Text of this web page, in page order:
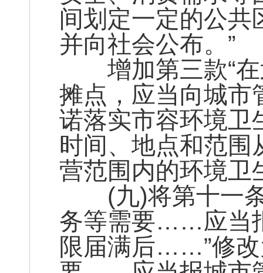
间划定一定的公共
并向社会公布。”
增加第三款“在
摊点，应当向城市
诺落实市容环境卫
时间、地点和范围
营范围内的环境卫
(九)将第十一条
务等需要……应当
限届满后……”修改